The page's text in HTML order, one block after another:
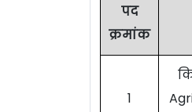
पद
क्रमांक
1